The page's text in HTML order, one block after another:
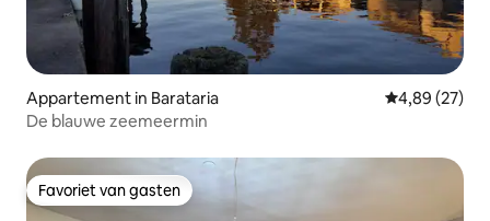
Appartement in Barataria Gemiddelde
4,89 (27)
De blauwe zeemeermin
Favoriet van gasten
Favoriet van gasten